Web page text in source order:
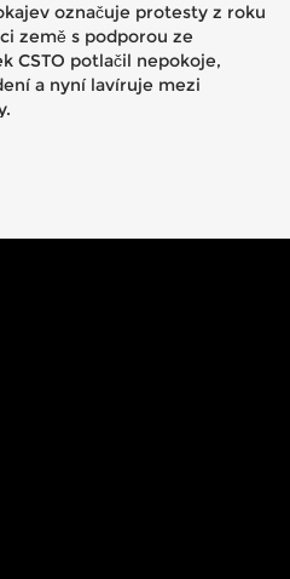
označuje protesty z roku
země s podporou ze
CSTO potlačil nepokoje,
a nyní lavíruje mezi